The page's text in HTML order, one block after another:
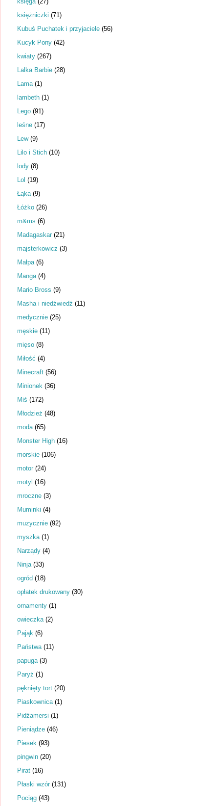
księżniczki (71)
Kubuś Puchatek i przyjaciele (56)
Kucyk Pony (42)
kwiaty (267)
Lalka Barbie (28)
Lama (1)
lambeth (1)
Lego (91)
leśne (17)
Lew (9)
Lilo i Stich (10)
lody (8)
Lol (19)
Łąka (9)
Łóżko (26)
m&ms (6)
Madagaskar (21)
majsterkowicz (3)
Małpa (6)
Manga (4)
Mario Bross (9)
Masha i niedźwiedź (11)
medycznie (25)
męskie (11)
mięso (8)
Miłość (4)
Minecraft (56)
Minionek (36)
Miś (172)
Młodzież (48)
moda (65)
Monster High (16)
morskie (106)
motor (24)
motyl (16)
mroczne (3)
Muminki (4)
muzycznie (92)
myszka (1)
Narządy (4)
Ninja (33)
ogród (18)
opłatek drukowany (30)
ornamenty (1)
owieczka (2)
Pająk (6)
Państwa (11)
papuga (3)
Paryż (1)
pęknięty tort (20)
Piaskownica (1)
Pidżamersi (1)
Pieniądze (46)
Piesek (93)
pingwin (20)
Pirat (16)
Płaski wzór (131)
Pociąg (43)